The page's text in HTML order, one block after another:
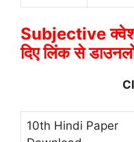
Subjective
दिए लिंक से
10th Hindi Paper